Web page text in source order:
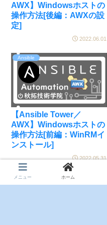
AWX】Windowsホストの
操作方法[後編：AWXの設
定]
2022.06.01
Ansible
【Ansible Tower／
AWX】Windowsホストの
操作方法[前編：WinRMイ
ンストール]
2022.05.31
メニュー ホーム